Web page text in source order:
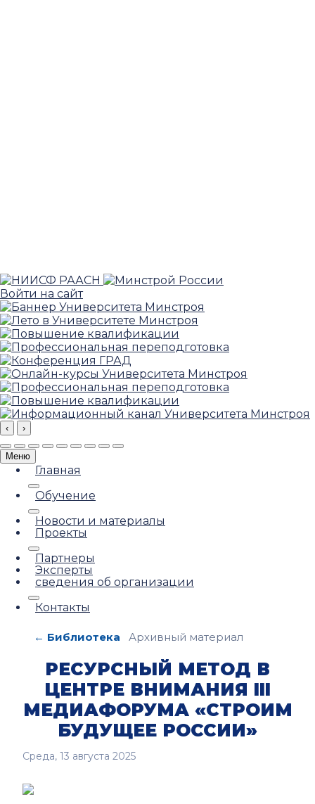
Войти на сайт
‹ ›
Меню
Главная
Обучение
Новости и материалы
Проекты
Партнеры
Эксперты
сведения об организации
Контакты
← Библиотека Архивный материал
РЕСУРСНЫЙ МЕТОД В
ЦЕНТРЕ ВНИМАНИЯ III
МЕДИАФОРУМА «СТРОИМ
БУДУЩЕЕ РОССИИ»
Среда, 13 августа 2025